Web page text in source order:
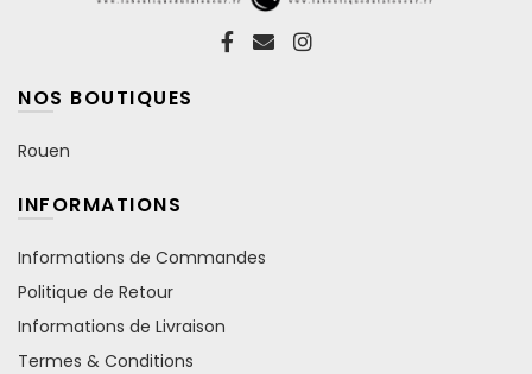
NOS BOUTIQUES
Rouen
INFORMATIONS
Informations de Commandes
Politique de Retour
Informations de Livraison
Termes & Conditions